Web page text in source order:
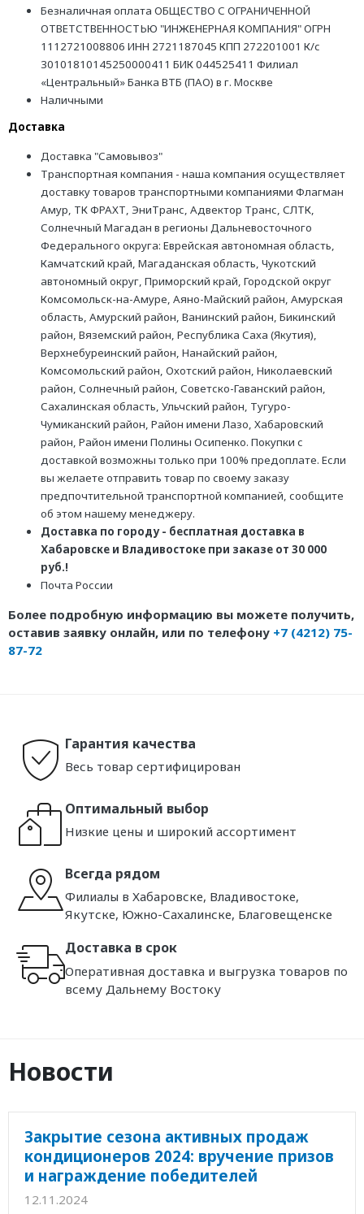
Безналичная оплата ОБЩЕСТВО С ОГРАНИЧЕННОЙ
ОТВЕТСТВЕННОСТЬЮ "ИНЖЕНЕРНАЯ КОМПАНИЯ" ОГРН
1112721008806 ИНН 2721187045 КПП 272201001 К/с
30101810145250000411 БИК 044525411 Филиал
«Центральный» Банка ВТБ (ПАО) в г. Москве
Наличными
Доставка
Доставка "Самовывоз"
Транспортная компания - наша компания осуществляет
доставку товаров транспортными компаниями Флагман
Амур, ТК ФРАХТ, ЭниТранс, Адвектор Транс, СЛТК,
Солнечный Магадан в регионы Дальневосточного
Федерального округа: Еврейская автономная область,
Камчатский край, Магаданская область, Чукотский
автономный округ, Приморский край, Городской округ
Комсомольск-на-Амуре, Аяно-Майский район, Амурская
область, Амурский район, Ванинский район, Бикинский
район, Вяземский район, Республика Саха (Якутия),
Верхнебуреинский район, Нанайский район,
Комсомольский район, Охотский район, Николаевский
район, Солнечный район, Советско-Гаванский район,
Сахалинская область, Ульчский район, Тугуро-
Чумиканский район, Район имени Лазо, Хабаровский
район, Район имени Полины Осипенко. Покупки с
доставкой возможны только при 100% предоплате. Если
вы желаете отправить товар по своему заказу
предпочтительной транспортной компанией, сообщите
об этом нашему менеджеру.
Доставка по городу - бесплатная доставка в
Хабаровске и Владивостоке при заказе от 30 000
руб.!
Почта России
Более подробную информацию вы можете получить,
оставив заявку онлайн, или по телефону +7 (4212) 75-
87-72
Гарантия качества
Весь товар сертифицирован
Оптимальный выбор
Низкие цены и широкий ассортимент
Всегда рядом
Филиалы в Хабаровске, Владивостоке,
Якутске, Южно-Сахалинске, Благовещенске
Доставка в срок
Оперативная доставка и выгрузка товаров по
всему Дальнему Востоку
Новости
Закрытие сезона активных продаж
кондиционеров 2024: вручение призов
и награждение победителей
12.11.2024